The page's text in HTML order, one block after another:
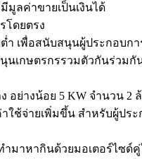
มูลค่าขายเป็นเงินได้
โดยตรง
ำ เพื่อสนับสนุนผู้ประกอบก
เกษตรกรรวมตัวกันร่วม
อย่างน้อย 5 KW จำนวน
จ่ายเพิ่มขึ้น สำหรับผู้ประ
มาหากินด้วยมอเตอร์ไซด์